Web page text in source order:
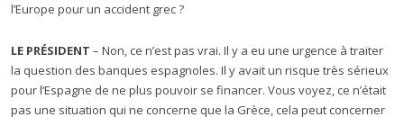
l’Europe pour un accident grec ?
LE PRÉSIDENT – Non, ce n’est pas vrai. Il y a eu une urgence à traiter
la question des banques espagnoles. Il y avait un risque très sérieux
pour l’Espagne de ne plus pouvoir se financer. Vous voyez, ce n’était
pas une situation qui ne concerne que la Grèce, cela peut concerner